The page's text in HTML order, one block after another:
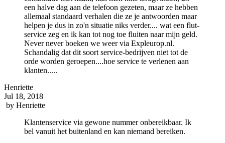
een halve dag aan de telefoon gezeten, maar ze hebben
allemaal standaard verhalen die ze je antwoorden maar
helpen je dus in zo'n situatie niks verder.... wat een flut-
service zeg en ik kan tot nog toe fluiten naar mijn geld.
Never never boeken we weer via Expleurop.nl.
Schandalig dat dit soort service-bedrijven niet tot de
orde worden geroepen....hoe service te verlenen aan
klanten.....
Henriette
Jul 18, 2018
by Henriette
Klantenservice via gewone nummer onbereikbaar. Ik
bel vanuit het buitenland en kan niemand bereiken.